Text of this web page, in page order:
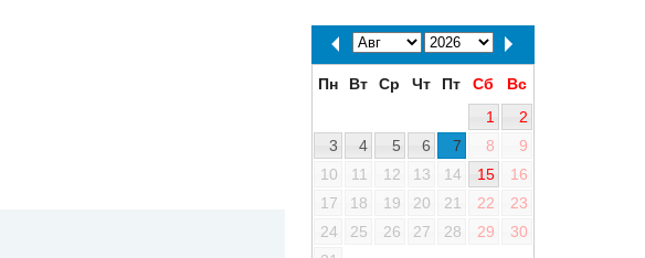
Пн Вт Ср Чт Пт Сб
Вс
1
2
3
4 5 6 7 8
9
10
11 12 13 14 15
16
17
18 19 20 21 22
23
24
25 26 27 28 29
30